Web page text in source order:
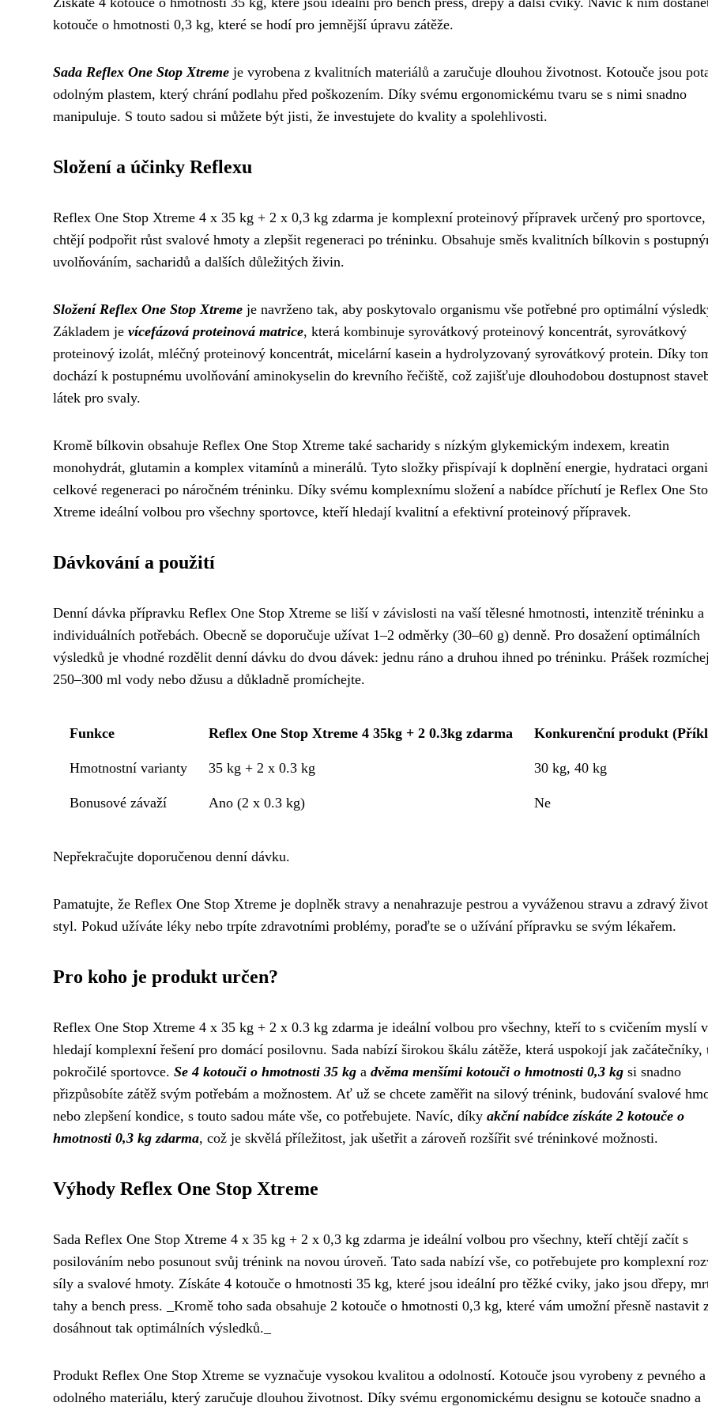
kotouče o hmotnosti 0,3 kg, které se hodí pro jemnější úpravu zátěže.
Sada Reflex One Stop Xtreme je vyrobena z kvalitních materiálů a zaručuje dlouhou životnost. Kotouče jsou
odolným plastem, který chrání podlahu před poškozením. Díky svému ergonomickému tvaru se s nimi snadno
manipuluje. S touto sadou si můžete být jisti, že investujete do kvality a spolehlivosti.
Složení a účinky Reflexu
Reflex One Stop Xtreme 4 x 35 kg + 2 x 0,3 kg zdarma je komplexní proteinový přípravek určený pro
chtějí podpořit růst svalové hmoty a zlepšit regeneraci po tréninku. Obsahuje směs kvalitních bílkovin s
uvolňováním, sacharidů a dalších důležitých živin.
Složení Reflex One Stop Xtreme je navrženo tak, aby poskytovalo organismu vše potřebné pro optimální
Základem je vícefázová proteinová matrice, která kombinuje syrovátkový proteinový koncentrát, syrovátkový
proteinový izolát, mléčný proteinový koncentrát, micelární kasein a hydrolyzovaný syrovátkový protein. Díky
dochází k postupnému uvolňování aminokyselin do krevního řečiště, což zajišťuje dlouhodobou dostupnost
látek pro svaly.
Kromě bílkovin obsahuje Reflex One Stop Xtreme také sacharidy s nízkým glykemickým indexem, kreatin
monohydrát, glutamin a komplex vitamínů a minerálů. Tyto složky přispívají k doplnění energie, hydrataci
celkové regeneraci po náročném tréninku. Díky svému komplexnímu složení a nabídce příchutí je Reflex One
Xtreme ideální volbou pro všechny sportovce, kteří hledají kvalitní a efektivní proteinový přípravek.
Dávkování a použití
Denní dávka přípravku Reflex One Stop Xtreme se liší v závislosti na vaší tělesné hmotnosti, intenzitě tréninku a
individuálních potřebách. Obecně se doporučuje užívat 1–2 odměrky (30–60 g) denně. Pro dosažení optimálních
výsledků je vhodné rozdělit denní dávku do dvou dávek: jednu ráno a druhou ihned po tréninku. Prášek
250–300 ml vody nebo džusu a důkladně promíchejte.
Funkce Reflex One Stop Xtreme 4 35kg + 2 0.3kg zdarma Konkurenční produkt
Hmotnostní varianty 35 kg + 2 x 0.3 kg 30 kg, 40 kg
Bonusové závaží Ano (2 x 0.3 kg) Ne
Nepřekračujte doporučenou denní dávku.
Pamatujte, že Reflex One Stop Xtreme je doplněk stravy a nenahrazuje pestrou a vyváženou stravu a zdravý
styl. Pokud užíváte léky nebo trpíte zdravotními problémy, poraďte se o užívání přípravku se svým lékařem.
Pro koho je produkt určen?
Reflex One Stop Xtreme 4 x 35 kg + 2 x 0.3 kg zdarma je ideální volbou pro všechny, kteří to s cvičením myslí
hledají komplexní řešení pro domácí posilovnu. Sada nabízí širokou škálu zátěže, která uspokojí jak začátečníky,
pokročilé sportovce. Se 4 kotouči o hmotnosti 35 kg a dvěma menšími kotouči o hmotnosti 0,3 kg si snadno
přizpůsobíte zátěž svým potřebám a možnostem. Ať už se chcete zaměřit na silový trénink, budování svalové
nebo zlepšení kondice, s touto sadou máte vše, co potřebujete. Navíc, díky akční nabídce získáte 2 kotouče o
hmotnosti 0,3 kg zdarma, což je skvělá příležitost, jak ušetřit a zároveň rozšířit své tréninkové možnosti.
Výhody Reflex One Stop Xtreme
Sada Reflex One Stop Xtreme 4 x 35 kg + 2 x 0,3 kg zdarma je ideální volbou pro všechny, kteří chtějí začít s
posilováním nebo posunout svůj trénink na novou úroveň. Tato sada nabízí vše, co potřebujete pro komplexní
síly a svalové hmoty. Získáte 4 kotouče o hmotnosti 35 kg, které jsou ideální pro těžké cviky, jako jsou dřepy,
tahy a bench press. _Kromě toho sada obsahuje 2 kotouče o hmotnosti 0,3 kg, které vám umožní přesně nastavit
dosáhnout tak optimálních výsledků._
Produkt Reflex One Stop Xtreme se vyznačuje vysokou kvalitou a odolností. Kotouče jsou vyrobeny z pevného a
odolného materiálu, který zaručuje dlouhou životnost. Díky svému ergonomickému designu se kotouče snadno a